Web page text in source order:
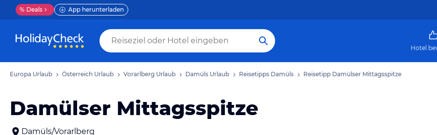
% Deals App herunterladen
Hotel
Europa Urlaub Österreich Urlaub Vorarlberg Urlaub Damüls Urlaub Reisetipps Damüls Reisetipp Damülser Mittagsspitze
Damülser Mittagsspitze
Damüls/Vorarlberg